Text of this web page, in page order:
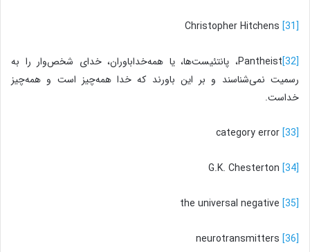
[31]
[32]
Pantheist، پانتئیست‌ها، یا همه‌خداباوران، خدای شخص‌وار را به
رسمیت نمی‌شناسند و بر این باورند که خدا همه‌چیز است و همه‌چیز
خداست.
[33]
[34]
[35]
[36]